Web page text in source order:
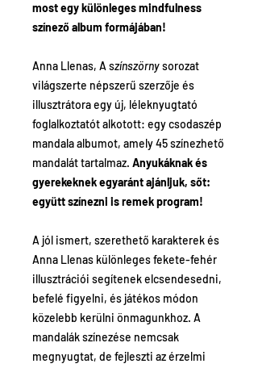
most egy különleges mindfulness
színező album formájában!
Anna Llenas, A színszörny sorozat
világszerte népszerű szerzője és
illusztrátora egy új, léleknyugtató
foglalkoztatót alkotott: egy csodaszép
mandala albumot, amely 45 színezhető
mandalát tartalmaz. Anyukáknak és
gyerekeknek egyaránt ajánljuk, sőt:
együtt színezni is remek program!
A jól ismert, szerethető karakterek és
Anna Llenas különleges fekete-fehér
illusztrációi segítenek elcsendesedni,
befelé figyelni, és játékos módon
közelebb kerülni önmagunkhoz. A
mandalák színezése nemcsak
megnyugtat, de fejleszti az érzelmi